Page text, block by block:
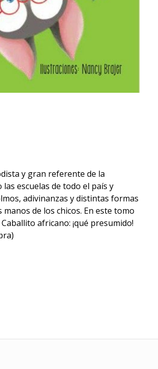
y gran referente de la
escuelas de todo el país y
adivinanzas y distintas formas
de los chicos. En este tomo
africano: ¡qué presumido!